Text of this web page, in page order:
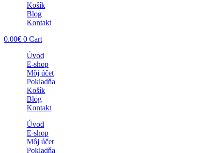
Košík
Blog
Kontakt
0.00€ 0 Cart
Úvod
E-shop
Môj účet
Pokladňa
Košík
Blog
Kontakt
Úvod
E-shop
Môj účet
Pokladňa